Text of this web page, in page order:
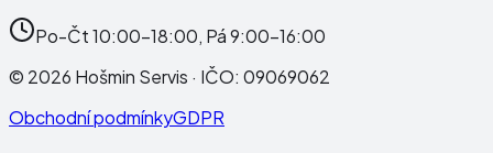
Po-Čt 10:00-18:00, Pá 9:00-16:00
© 2026 Hošmin Servis · IČO: 09069062
Obchodní podmínkyGDPR